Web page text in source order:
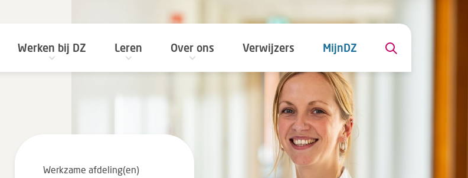
Werken bij DZ Leren Over ons Verwijzers MijnDZ
Werkzame afdeling(en)